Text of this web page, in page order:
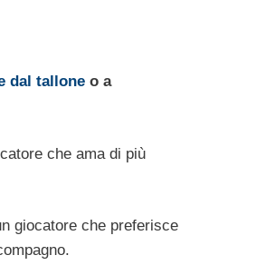
dal tallone o a
che ama di più
giocatore che preferisce